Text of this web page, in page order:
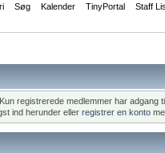
Søg Kalender TinyPortal Staff
Kun registrerede medlemmer har adgang
ind herunder eller registrer en konto